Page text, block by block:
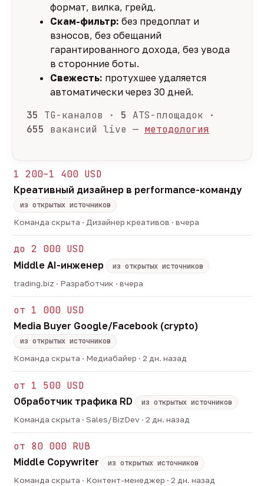
формат, вилка, грейд.
Скам-фильтр: без предоплат и
взносов, без обещаний
гарантированного дохода, без увода
в сторонние боты.
Свежесть: протухшее удаляется
автоматически через 30 дней.
35 TG-каналов · 5 ATS-площадок ·
655 вакансий live — методология
1 200–1 400 USD
Креативный дизайнер в performance-команду
из открытых источников
Команда скрыта · Дизайнер креативов · вчера
до 2 000 USD
Middle AI-инженер
из открытых источников
trading.biz · Разработчик · вчера
от 1 000 USD
Media Buyer Google/Facebook (crypto)
из открытых источников
Команда скрыта · Медиабайер · 2 дн. назад
от 1 500 USD
Обработчик трафика RD
из открытых источников
Команда скрыта · Sales/BizDev · 2 дн. назад
от 80 000 RUB
Middle Copywriter
из открытых источников
Команда скрыта · Контент-менеджер · 2 дн. назад